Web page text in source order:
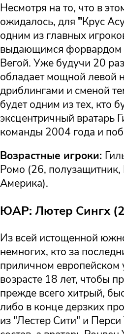
Несмотря на то, что в
ожидалось, для "Крус
одним из главных
выдающимся форвардом
Вегой. Уже будучи 20
обладает мощной левой
дриблингами и сменой
будет одним из тех, кто
эксцентричный вратарь
команды 2004 года и
Возрастные игроки:
Ромо (26,
Америка).
ЮАР: Лютер Сингх
Из всей истощенной
немногих, кто за
приличном европейском
возрасте 18 лет, чтобы
прежде всего хитрый,
либо в конце дерзких
из "Лестер Сити" и